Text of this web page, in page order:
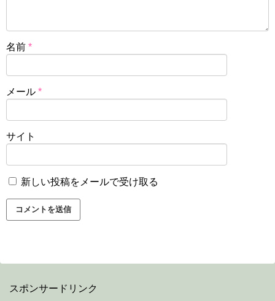
名前 *
メール *
サイト
新しい投稿をメールで受け取る
スポンサードリンク